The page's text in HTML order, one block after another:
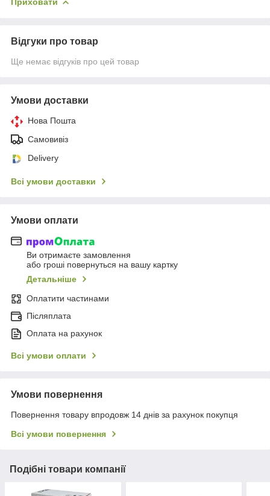
Відгуки про товар
Ще немає відгуків про цей товар
Умови доставки
Нова Пошта
Самовивіз
Delivery
Всі умови доставки
Умови оплати
Ви отримаєте замовлення
або гроші повернуться на вашу картку
Детальніше
Оплатити частинами
Післяплата
Оплата на рахунок
Всі умови оплати
Умови повернення
Повернення товару впродовж 14 днів за рахунок покупця
Всі умови повернення
Подібні товари компанії